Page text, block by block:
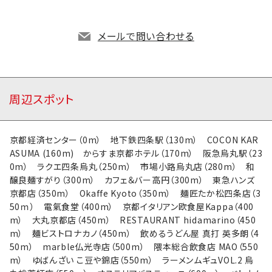
メールで問い合わせる
周辺スポット
京都経済センター（0m） 地下鉄四条駅（130m） COCON KAR
ASUMA (160m) からすま京都ホテル（170m） 阪急烏丸駅（23
0m） ラクエ四条烏丸（250m） 市場小路烏丸店（280m） 和
醸良麺すがり（300m） カフェ＆バー高円（300m） 東急ハンズ
京都店（350m） Okaffe Kyoto（350m） 麺匠たか松四条店（3
50ｍ） 電氣食堂（400m） 京都イタリアン欧食屋Kappa（400
m） 大丸京都店（450m） RESTAURANT hidamarino（450
m） 麺ビストロナカノ（450m） 飲めるうどん屋 真打 英多朗（4
50m） marble仏光寺店（500m） 隈本総合飲食店 MAO（550
m） ゆばんざい こ豆や錦店（550m） ラーメンムギュVOL.2 烏